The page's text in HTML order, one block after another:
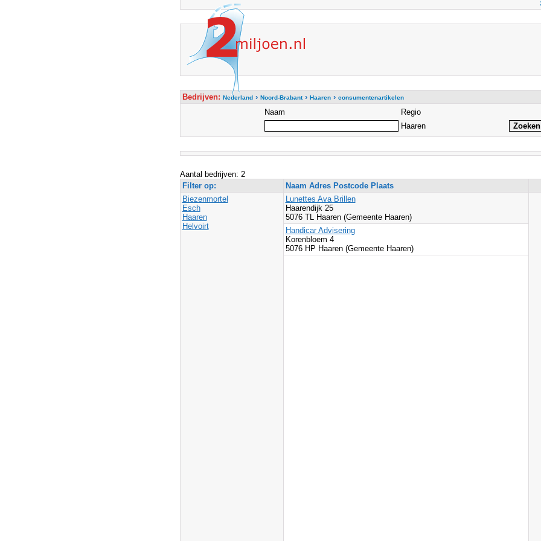
Bedrijven: Nederland› Noord-Brabant› Haaren› consumentenartikelen
Naam
Regio
Haaren
Aantal bedrijven: 2
Filter op:
Naam Adres Postcode Plaats
Biezenmortel
Esch
Haaren
Helvoirt
Lunettes Ava Brillen
Haarendijk 25
5076 TL Haaren (Gemeente Haaren)
Handicar Advisering
Korenbloem 4
5076 HP Haaren (Gemeente Haaren)